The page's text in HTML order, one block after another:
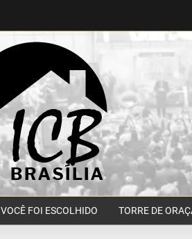
VOCÊ FOI ESCOLHIDO TORRE DE